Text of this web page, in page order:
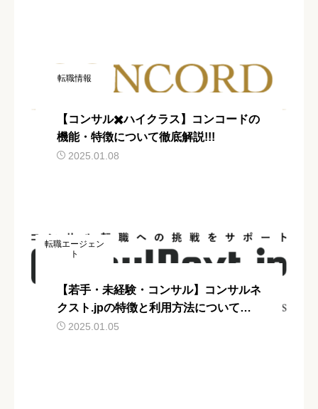
転職情報
【コンサル✖️ハイクラス】コンコードの
機能・特徴について徹底解説!!!
2025.01.08
転職エージェン
ト
【若手・未経験・コンサル】コンサルネ
クスト.jpの特徴と利用方法について解
説 2025.01.05